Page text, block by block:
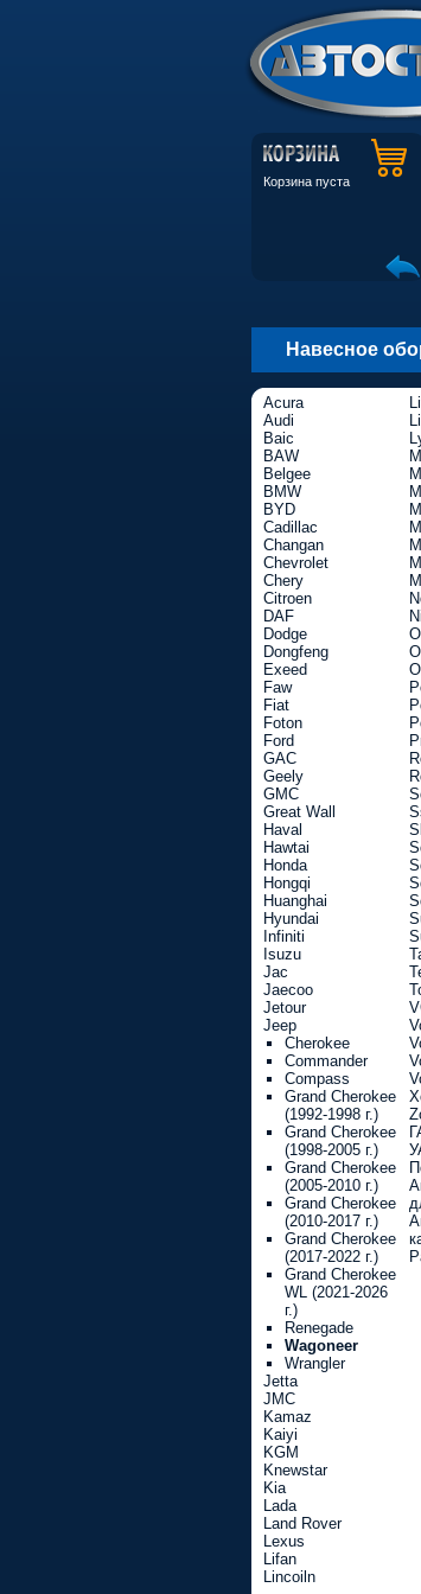
Корзина пуста
Навесное
Acura
Audi
Baic
BAW
Belgee
BMW
BYD
Cadillac
Changan
Chevrolet
Chery
Citroen
DAF
Dodge
Dongfeng
Exeed
Faw
Fiat
Foton
Ford
GAC
Geely
GMC
Great Wall
Haval
Hawtai
Honda
Hongqi
Huanghai
Hyundai
Infiniti
Isuzu
Jac
Jaecoo
Jetour
Jeep
Cherokee
Commander
Compass
Grand Cherokee
(1992-1998 г.)
Grand Cherokee
(1998-2005 г.)
Grand Cherokee
(2005-2010 г.)
Grand Cherokee
(2010-2017 г.)
Grand Cherokee
(2017-2022 г.)
Grand Cherokee
WL (2021-2026
г.)
Renegade
Wagoneer
Wrangler
Jetta
JMC
Kamaz
Kaiyi
KGM
Knewstar
Kia
Lada
Land Rover
Lexus
Lifan
Lincoiln